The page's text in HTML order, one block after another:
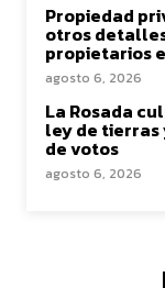
Propiedad
otros
propietarios
agosto 6, 2026
La Rosada
ley de tierras
de votos
agosto 6, 2026